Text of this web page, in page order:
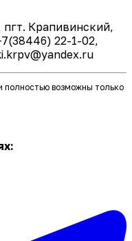
Крапивинский,
22-1-02,
полностью возможны только